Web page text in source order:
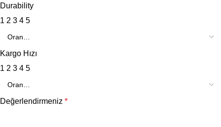
Durability
1 2 3 4 5
Kargo Hızı
1 2 3 4 5
Değerlendirmeniz *